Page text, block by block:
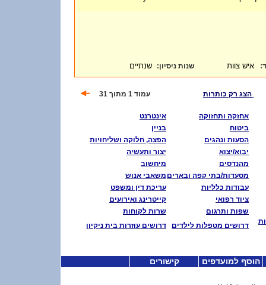
איש צוות שנות ניסיון: שנתיים
הצג רק כותרות עמוד 1 מתוך 31
אחזקה ותחזוקה
אינטרנט
ביטוח
בניין
הסעות ונהגים
הפצה, חלוקה ושליחויות
יבוא/יצוא
יצור ותעשיה
מהנדסים
מיחשוב
מסעדות/בתי קפה ובארים משאבי אנוש
עבודות כלליות
עריכת דין ומשפט
ציוד רפואי
קייטרינג ואירועים
שפות ותרגום
שרות לקוחות
דרושים מטפלות לילדים דרושים עוזרות בית ניקיון
הוסף למועדפים קישורים